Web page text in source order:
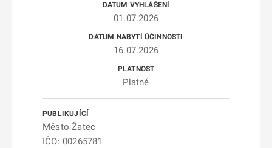
01.07.2026
16.07.2026
Platné
Město Žatec
IČO: 00265781